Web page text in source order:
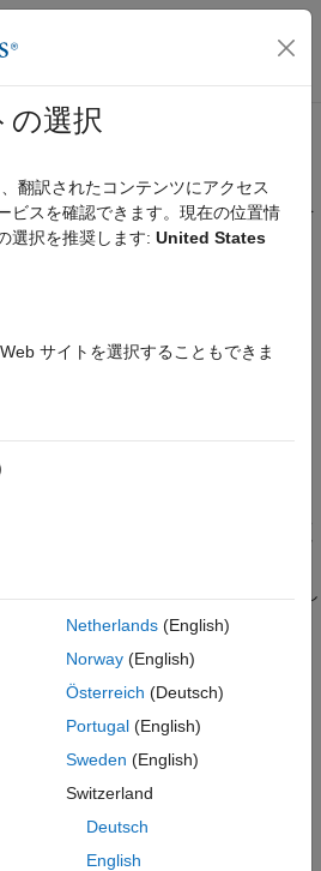
ナビゲーション メ
トを作成して、モデルと共にテキストを
する
/ Model-Wide Utilities
デルを記述するテキストの作成と編集が
デルと共に保存することができます。こ
スをダブルクリックすると、このブロッ
ァイルが開きます。エディターを使用し
存します。Simulink
では、保存された
Text Format (RTF)、ASCII テキスト
ポートします。これらのドキュメント
Word (利用可能な場合)。そうでない場
本設定] ダイアログ ボックスの
の選択
翻訳されたコンテンツにアクセス
ビスを確認できます。現在の位置情
選択を推奨します: United States
サイトを選択することもできま
Netherlands(English)
Norway(English)
Österreich (Deutsch)
Portugal(English)
Sweden (English)
Switzerland
Deutsch
English